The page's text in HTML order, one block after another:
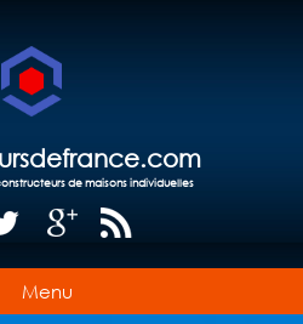
de maisons individuelles
Menu